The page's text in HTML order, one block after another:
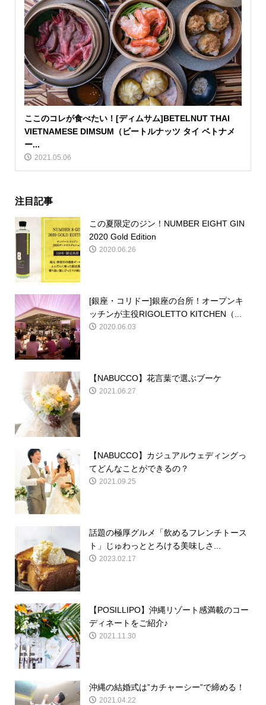
ここのコレが食べたい！[ディムサム]BETELNUT THAI
VIETNAMESE DIMSUM（ビートルナッツ タイ ベトナメ
ー...
2021.05.06
注目記事
この夏限定のジン！NUMBER EIGHT GIN
2020 Gold Edition
2020.06.26
[銀座・コリドー]銀座の台所！オープンキ
ッチンが主役RIGOLETTO KITCHEN（...
2020.06.03
【NABUCCO】花言葉で選ぶブーケ
2021.06.27
【NABUCCO】カジュアルウェディングっ
てどんなことができるの？
2021.09.25
話題の極厚グルメ「飲めるフレンチトース
ト」じゅわっととろける美味しさ...
2023.02.17
【POSILLIPO】沖縄リゾート感満載のコー
ディネートをご紹介♪
2021.11.30
沖縄の結婚式は”カチャーシー”で締める！
2021.04.22